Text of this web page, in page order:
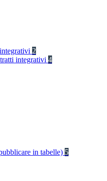
2
integrativi 4
in tabelle) 5